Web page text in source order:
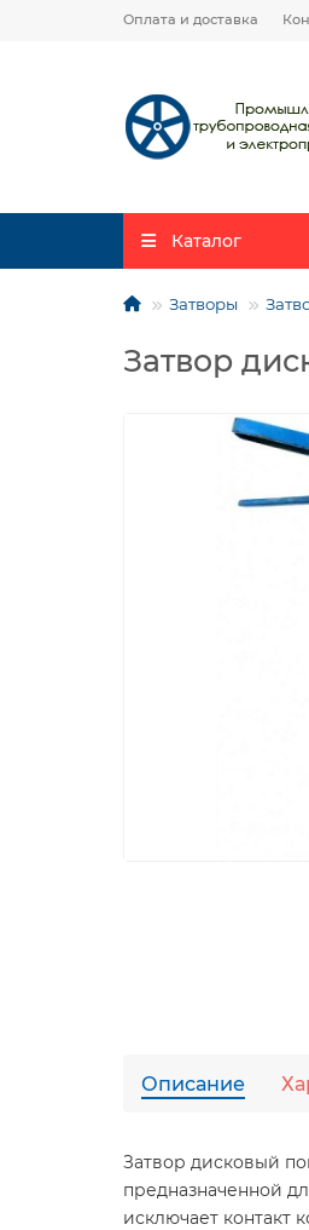
Оплата и доставка
Каталог
Затворы
Затвор
Описание
Затвор дисковый
предназначенной
исключает контакт